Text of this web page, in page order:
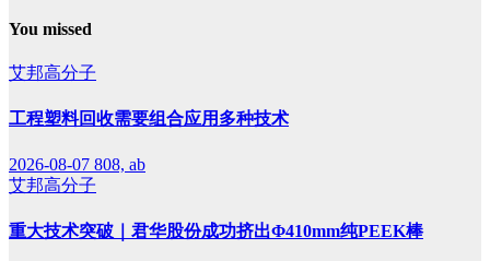
You missed
艾邦高分子
工程塑料回收需要组合应用多种技术
2026-08-07 808, ab
艾邦高分子
重大技术突破｜君华股份成功挤出Φ410mm纯PEEK棒